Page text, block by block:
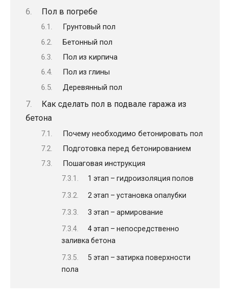
Пол в погребе
Грунтовый пол
Бетонный пол
Пол из кирпича
Пол из глины
Деревянный пол
Как сделать пол в подвале гаража из
бетона
Почему необходимо бетонировать пол
Подготовка перед бетонированием
Пошаговая инструкция
1 этап – гидроизоляция полов
2 этап – установка опалубки
3 этап – армирование
4 этап – непосредственно
заливка бетона
5 этап – затирка поверхности
пола